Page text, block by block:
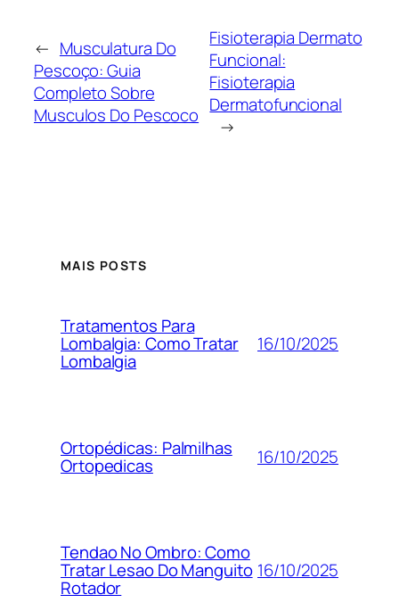
← Musculatura Do
Pescoço: Guia
Completo Sobre
Musculos Do Pescoco
Fisioterapia Dermato
Funcional:
Fisioterapia
Dermatofuncional
→
MAIS POSTS
Tratamentos Para
Lombalgia: Como Tratar
Lombalgia
16/10/2025
Ortopédicas: Palmilhas
Ortopedicas 16/10/2025
Tendao No Ombro: Como
Tratar Lesao Do Manguito
Rotador
16/10/2025